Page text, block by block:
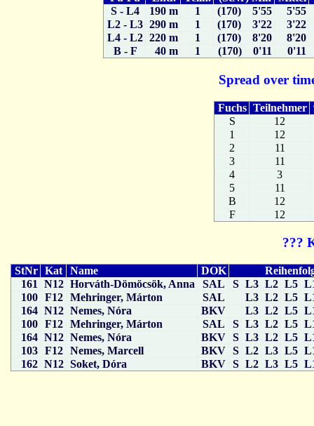
S - L4
190 m 1 (170) 5'55
5'55
L2 - L3 290 m 1 (170) 3'22
3'22
L4 - L2 220 m 1 (170) 8'20
8'20
B - F
40 m 1 (170) 0'11 0'11
Spread over
Fuchs Teilnehmer
S
12
1
12
2
11
3
11
4
3
5
11
B
12
F
12
???
StNr Kat Name DOK
161
N12 Horváth-Dömöcsök, Anna SAL S L3 L2 L5
100 F12 Mehringer, Márton SAL L3 L2 L5
164 N12 Nemes, Nóra BKV L3 L2 L5
100 F12 Mehringer, Márton SAL S L3 L2 L5
164 N12 Nemes, Nóra BKV S L3 L2 L5
103 F12 Nemes, Marcell BKV S L2 L3 L5
162 N12 Soket, Dóra BKV S L2 L3 L5